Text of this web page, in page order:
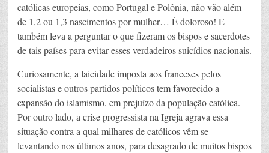
católicas europeias, como Portugal e Polônia, não vão além
de 1,2 ou 1,3 nascimentos por mulher… É doloroso! E
também leva a perguntar o que fizeram os bispos e sacerdotes
de tais países para evitar esses verdadeiros suicídios nacionais.
Curiosamente, a laicidade imposta aos franceses pelos
socialistas e outros partidos políticos tem favorecido a
expansão do islamismo, em prejuízo da população católica.
Por outro lado, a crise progressista na Igreja agrava essa
situação contra a qual milhares de católicos vêm se
levantando nos últimos anos, para desagrado de muitos bispos